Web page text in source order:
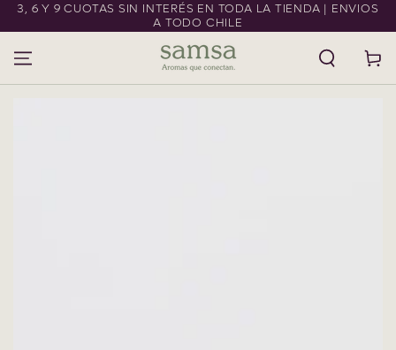
IR AL CONTENIDO
3, 6 Y 9 CUOTAS SIN INTERÉS EN TODA LA TIENDA | ENVIOS
A TODO CHILE
Carrito